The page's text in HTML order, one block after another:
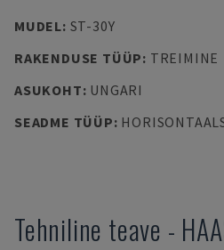
MUDEL: ST-30Y
RAKENDUSE TÜÜP: TREIMINE
ASUKOHT: UNGARI
SEADME TÜÜP:
Tehniline teave -